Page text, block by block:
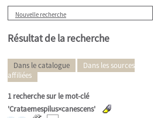
Nouvelle recherche
Résultat de la recherche
Dans le catalogue
Dans les sources
affiliées
1recherche sur le mot-clé
'Crataemespilus×canescens'